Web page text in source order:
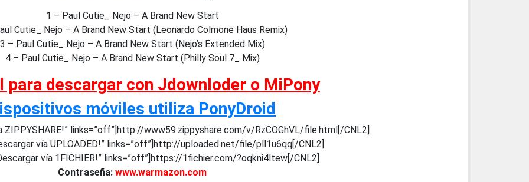
1 – Paul Cutie_ Nejo – A Brand New Start
Cutie_ Nejo – A Brand New Start (Leonardo Colmone Haus Remix)
3 – Paul Cutie_ Nejo – A Brand New Start (Nejo’s Extended Mix)
4 – Paul Cutie_ Nejo – A Brand New Start (Philly Soul 7_ Mix)
para descargar con Jdownloder o MiPony
móviles utiliza PonyDroid
ZIPPYSHARE!” links=”off”]http://www59.zippyshare.com/v/RzCOGhVL/file.html[/CNL2]
vía UPLOADED!” links=”off”]http://uploaded.net/file/pll1u6qq[/CNL2]
vía 1FICHIER!” links=”off”]https://1fichier.com/?oqkni4ltew[/CNL2]
Contraseña: www.warmazon.com